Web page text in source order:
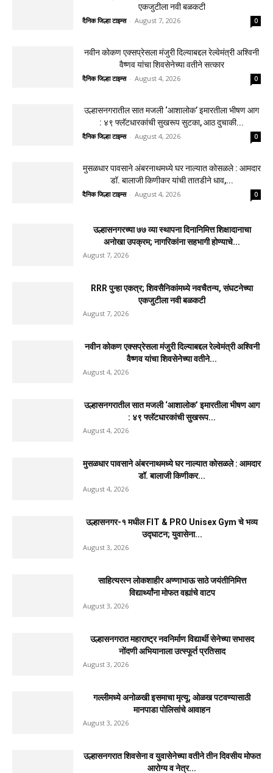
एकजुटीला नवी बळकटी
दैनिक जिल्हा टाइम्स - August 7, 2026 0
नवीन कोकण एक्सप्रेसला मंजुरी दिल्याबद्दल रेल्वेमंत्री अश्विनी
वैष्णव यांचा शिवसेनेच्या वतीने सत्कार
दैनिक जिल्हा टाइम्स - August 4, 2026 0
उल्हासनगरातील सात मजली ‘आशालोक’ इमारतीला भीषण आग
: ४९ फ्लॅटधारकांची सुखरूप सुटका, आठ दुचाकी...
दैनिक जिल्हा टाइम्स - August 4, 2026 0
मुसळधार पावसाने अंबरनाथमध्ये घर नाल्यात कोसळले : आमदार
डॉ. बालाजी किणीकर यांची तातडीने धाव,...
दैनिक जिल्हा टाइम्स - August 4, 2026 0
उल्हासनगरच्या ७७ व्या स्थापना दिनानिमित्त शिक्षादानाचा
अनोखा उपक्रम; नागरिकांना सहभागी होण्याचे...
August 7, 2026
RRR पुन्हा एकत्र; शिवसैनिकांमध्ये नवचैतन्य, संघटनेच्या
एकजुटीला नवी बळकटी
August 7, 2026
नवीन कोकण एक्सप्रेसला मंजुरी दिल्याबद्दल रेल्वेमंत्री अश्विनी
वैष्णव यांचा शिवसेनेच्या वतीने...
August 4, 2026
उल्हासनगरातील सात मजली ‘आशालोक’ इमारतीला भीषण आग
: ४९ फ्लॅटधारकांची सुखरूप...
August 4, 2026
मुसळधार पावसाने अंबरनाथमध्ये घर नाल्यात कोसळले : आमदार
डॉ. बालाजी किणीकर...
August 4, 2026
उल्हासनगर-१ मधील FIT & PRO Unisex Gym चे भव्य
उद्घाटन; युवासेना...
August 3, 2026
साहित्यरत्न लोकशाहीर अण्णाभाऊ साठे जयंतीनिमित्त
विद्यार्थ्यांना मोफत वह्यांचे वाटप
August 3, 2026
उल्हासनगरात महाराष्ट्र नवनिर्माण विद्यार्थी सेनेच्या सभासद
नोंदणी अभियानाला उत्स्फूर्त प्रतिसाद
August 3, 2026
गल्लीमध्ये अनोळखी इसमाचा मृत्यू; ओळख पटवण्यासाठी
मानपाडा पोलिसांचे आवाहन
August 3, 2026
उल्हासनगरात शिवसेना व युवासेनेच्या वतीने तीन दिवसीय मोफत
आरोग्य व नेत्र...